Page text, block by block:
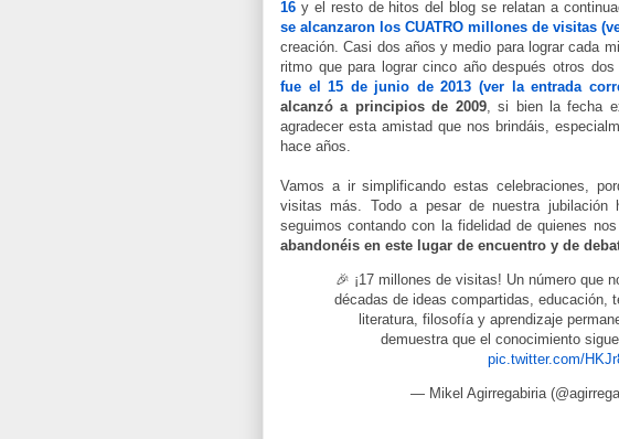
16 y el resto de hitos del blog se relatan a
se alcanzaron los CUATRO millones de visitas
creación. Casi dos años y medio para lograr cada
ritmo que para lograr cinco año después otros
fue el 15 de junio de 2013 (ver la entrada
alcanzó a principios de 2009, si bien la fecha
agradecer esta amistad que nos brindáis,
hace años.
Vamos a ir simplificando estas celebraciones,
visitas más. Todo a pesar de nuestra
seguimos contando con la fidelidad de quienes
abandonéis en este lugar de encuentro y de
🎉 ¡17 millones de visitas! Un número que
décadas de ideas compartidas, educación,
literatura, filosofía y aprendizaje
demuestra que el conocimiento
pic.twitter.com/
— Mikel Agirregabiria